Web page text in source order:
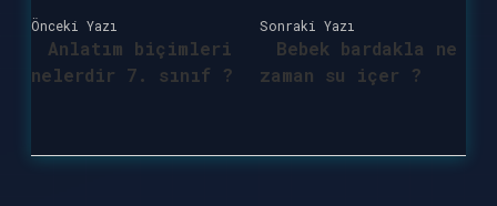
Önceki Yazı
Anlatım biçimleri
nelerdir 7. sınıf ?
Sonraki Yazı
Bebek bardakla ne
zaman su içer ?